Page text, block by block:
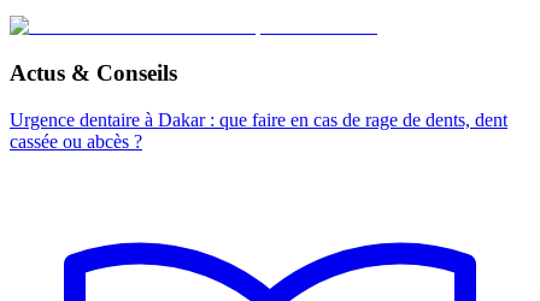
Actus & Conseils
Urgence dentaire à Dakar : que faire en cas de rage de dents, dent
cassée ou abcès ?